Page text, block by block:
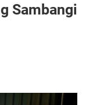
Sambangi